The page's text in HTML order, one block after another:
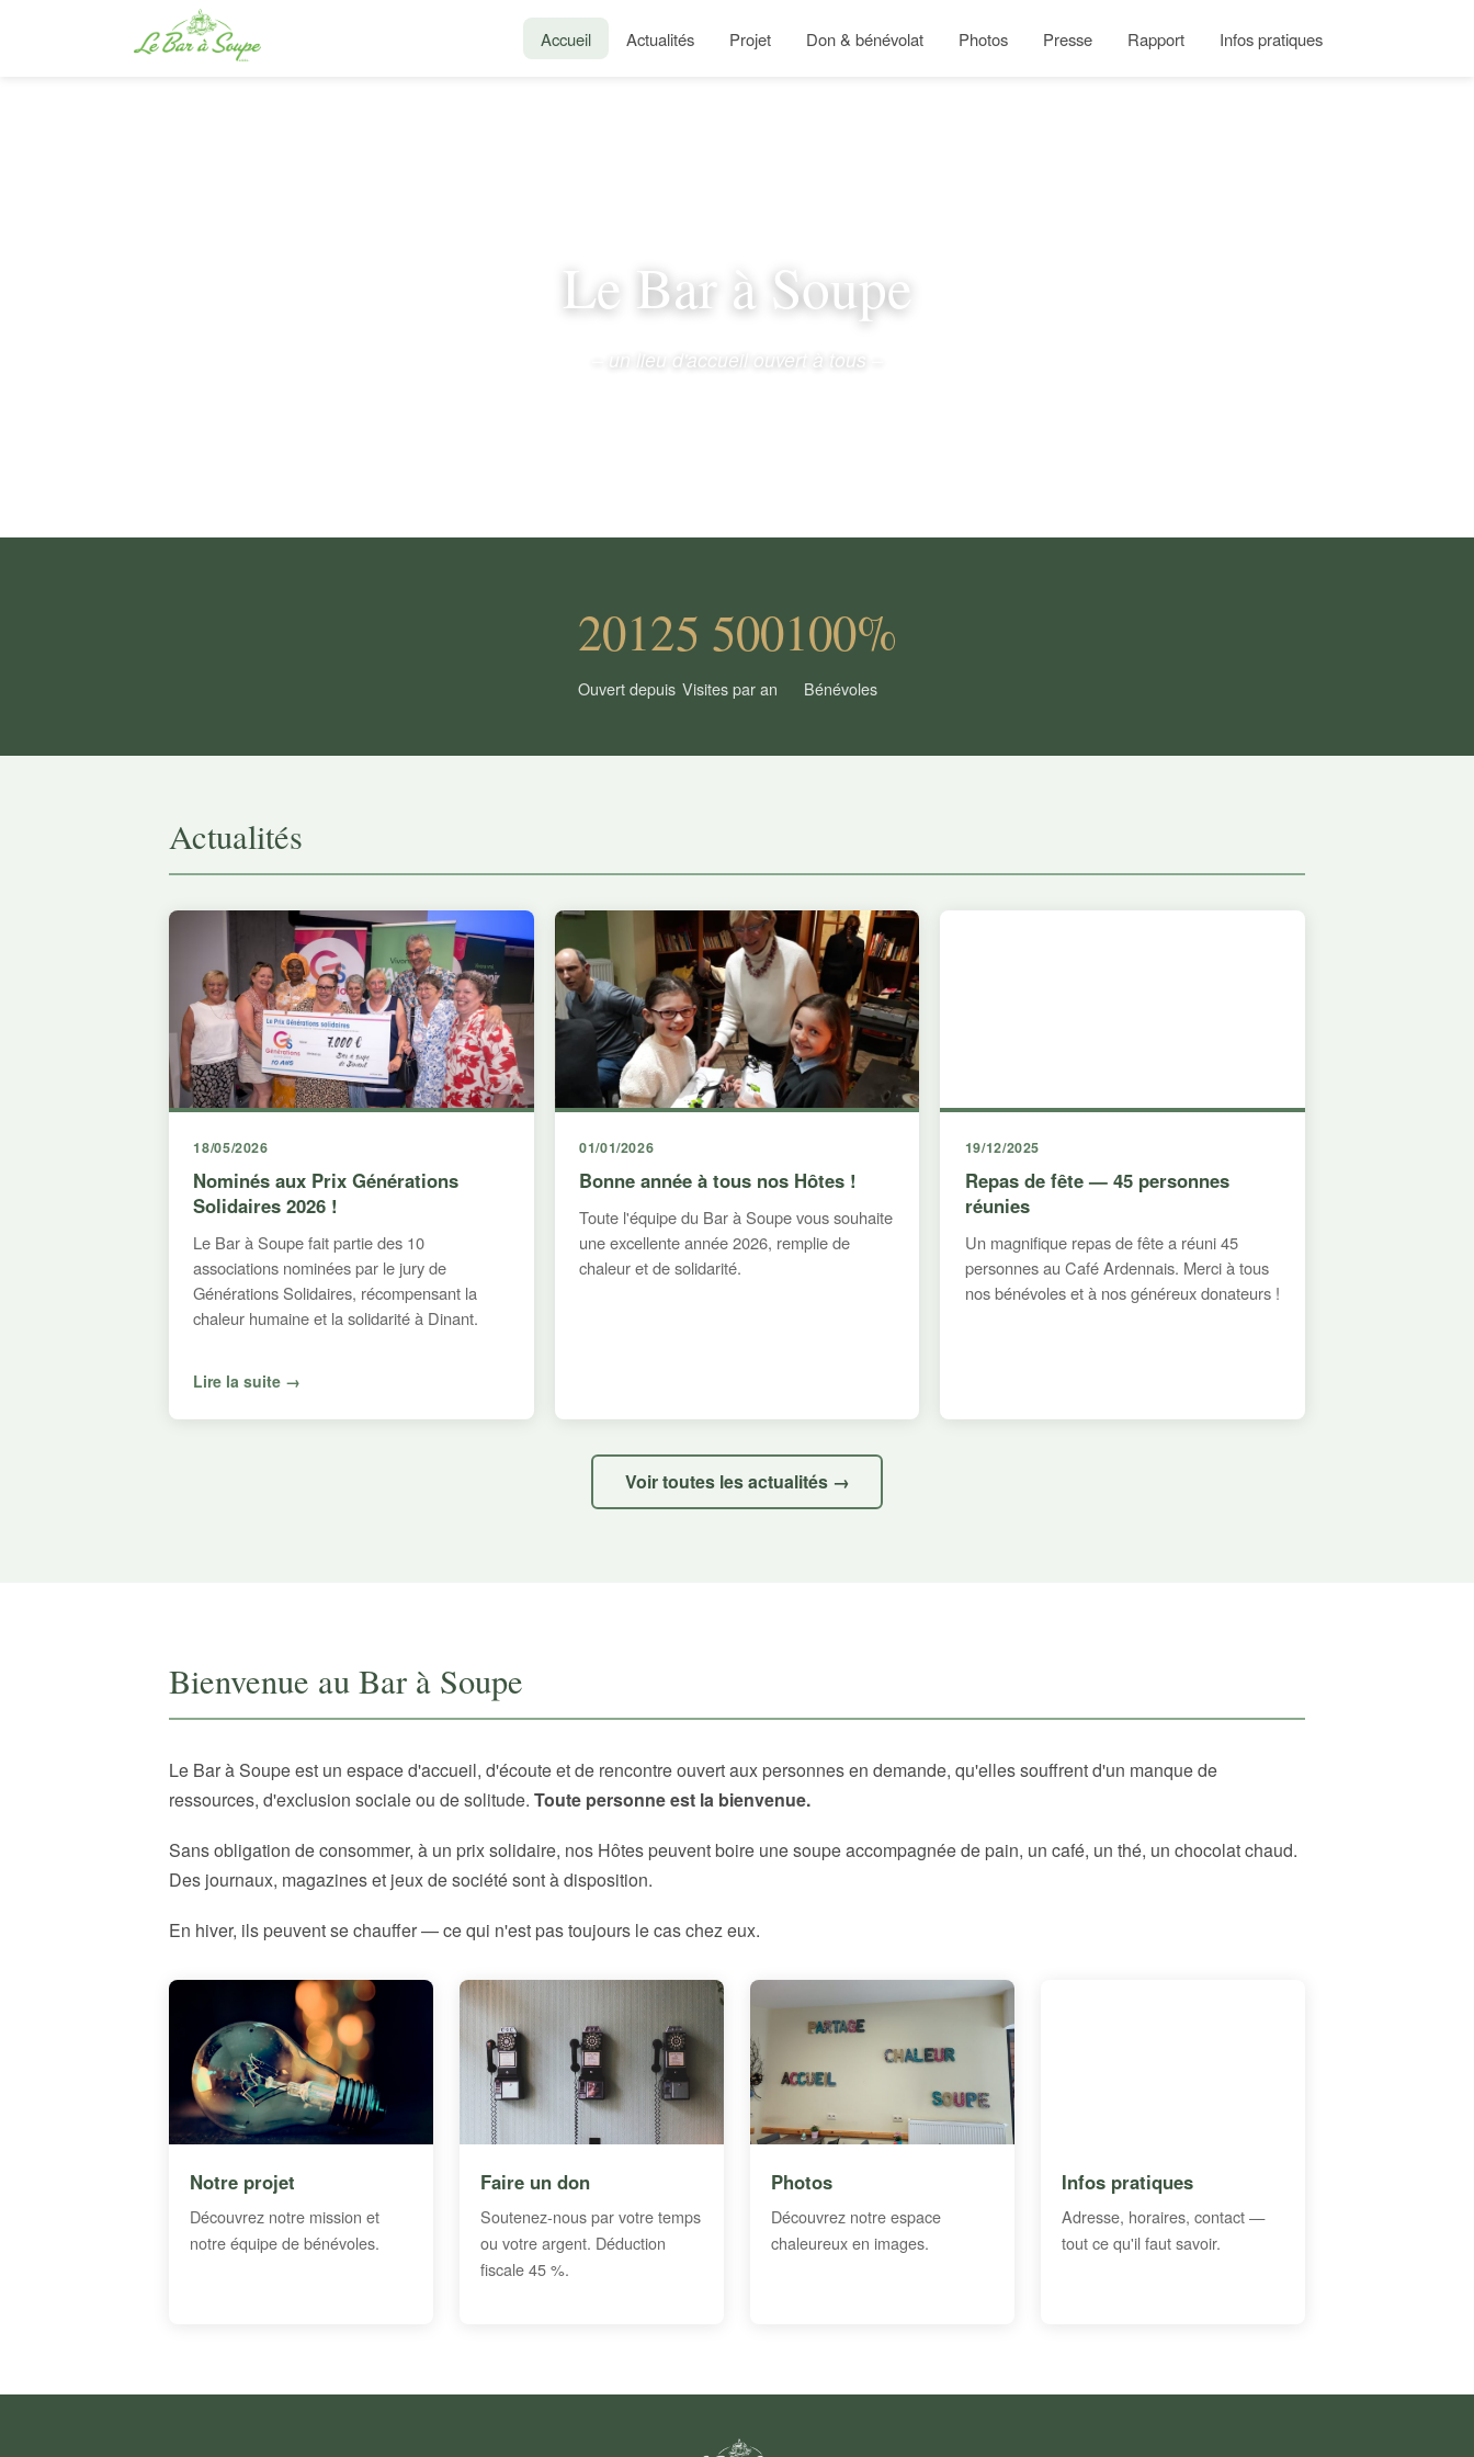
Accueil Actualités Projet Don & bénévolat Photos Presse Rapport Infos pratiques
Le Bar à Soupe
– un lieu d'accueil ouvert à tous –
2012
Ouvert depuis
5 500
Visites par an
100%
Bénévoles
Actualités
18/05/2026
Nominés aux Prix Générations
Solidaires 2026 !
Le Bar à Soupe fait partie des 10
associations nominées par le jury de
Générations Solidaires, récompensant la
chaleur humaine et la solidarité à Dinant.
Lire la suite →
01/01/2026
Bonne année à tous nos Hôtes !
Toute l'équipe du Bar à Soupe vous souhaite
une excellente année 2026, remplie de
chaleur et de solidarité.
19/12/2025
Repas de fête — 45 personnes
réunies
Un magnifique repas de fête a réuni 45
personnes au Café Ardennais. Merci à tous
nos bénévoles et à nos généreux donateurs !
Voir toutes les actualités →
Bienvenue au Bar à Soupe
Le Bar à Soupe est un espace d'accueil, d'écoute et de rencontre ouvert aux personnes en demande, qu'elles souffrent d'un manque de
ressources, d'exclusion sociale ou de solitude. Toute personne est la bienvenue.
Sans obligation de consommer, à un prix solidaire, nos Hôtes peuvent boire une soupe accompagnée de pain, un café, un thé, un chocolat chaud.
Des journaux, magazines et jeux de société sont à disposition.
En hiver, ils peuvent se chauffer — ce qui n'est pas toujours le cas chez eux.
Notre projet
Découvrez notre mission et
notre équipe de bénévoles.
Faire un don
Soutenez-nous par votre temps
ou votre argent. Déduction
fiscale 45 %.
Photos
Découvrez notre espace
chaleureux en images.
Infos pratiques
Adresse, horaires, contact —
tout ce qu'il faut savoir.